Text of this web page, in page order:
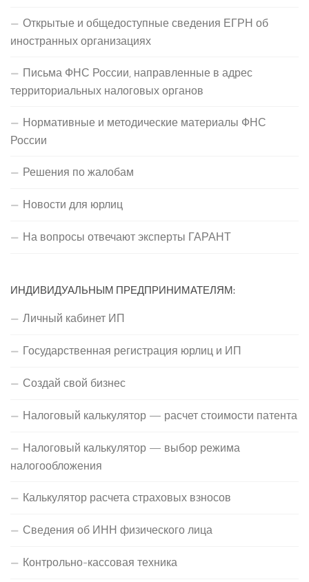
Открытые и общедоступные сведения ЕГРН об
иностранных организациях
Письма ФНС России, направленные в адрес
территориальных налоговых органов
Нормативные и методические материалы ФНС
России
Решения по жалобам
Новости для юрлиц
На вопросы отвечают эксперты ГАРАНТ
ИНДИВИДУАЛЬНЫМ ПРЕДПРИНИМАТЕЛЯМ:
Личный кабинет ИП
Государственная регистрация юрлиц и ИП
Создай свой бизнес
Налоговый калькулятор — расчет стоимости патента
Налоговый калькулятор — выбор режима
налогообложения
Калькулятор расчета страховых взносов
Сведения об ИНН физического лица
Контрольно-кассовая техника